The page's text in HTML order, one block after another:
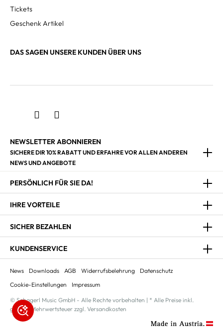
Tickets
Geschenk Artikel
DAS SAGEN UNSERE KUNDEN ÜBER UNS
NEWSLETTER ABONNIEREN
SICHERE DIR 10% RABATT UND ERFAHRE VOR ALLEN ANDEREN
NEWS UND ANGEBOTE
PERSÖNLICH FÜR SIE DA!
IHRE VORTEILE
SICHER BEZAHLEN
KUNDENSERVICE
News Downloads AGB Widerrufsbelehrung
Datenschutz
Cookie-Einstellungen
Impressum
© Schagerl Music GmbH - Alle Rechte vorbehalten | * Alle Preise inkl.
gesetzl. Mehrwertsteuer zzgl. Versandkosten